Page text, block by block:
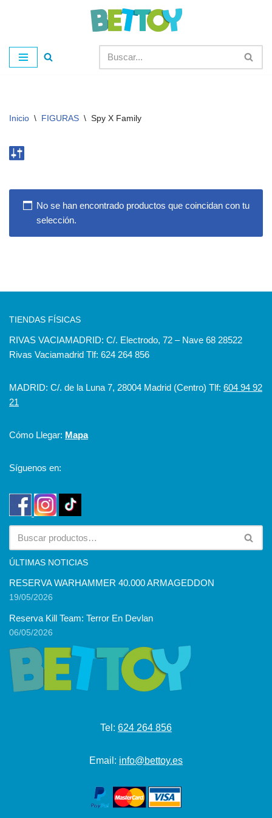
al
contenido
Inicio \ FIGURAS \ Spy X Family
No se han encontrado productos que coincidan con tu
selección.
TIENDAS FÍSICAS
RIVAS VACIAMADRID: C/. Electrodo, 72 – Nave 68 28522
Rivas Vaciamadrid Tlf: 624 264 856
MADRID: C/. de la Luna 7, 28004 Madrid (Centro) Tlf: 604 94 92
21
Cómo Llegar: Mapa
Síguenos en:
ÚLTIMAS NOTICIAS
RESERVA WARHAMMER 40.000 ARMAGEDDON
19/05/2026
Reserva Kill Team: Terror En Devlan
06/05/2026
Tel: 624 264 856
Email: info@bettoy.es